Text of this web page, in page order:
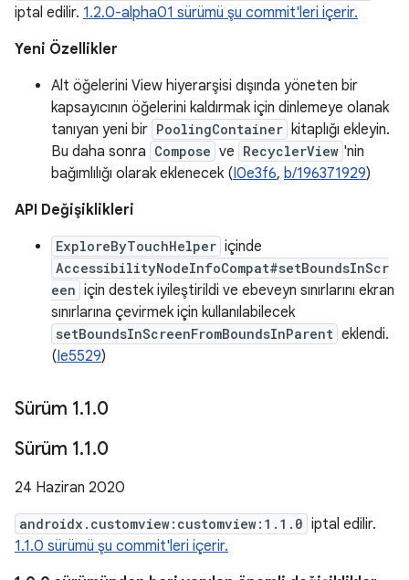
iptal edilir. 1.2.0-alpha01 sürümü şu commit'leri içerir.
Yeni Özellikler
Alt öğelerini View hiyerarşisi dışında yöneten bir
kapsayıcının öğelerini kaldırmak için dinlemeye olanak
tanıyan yeni bir PoolingContainer kitaplığı ekleyin.
Bu daha sonra Compose ve RecyclerView 'nin
bağımlılığı olarak eklenecek (I0e3f6, b/196371929)
API Değişiklikleri
ExploreByTouchHelper içinde
AccessibilityNodeInfoCompat#setBoundsInScr
een için destek iyileştirildi ve ebeveyn sınırlarını ekran
sınırlarına çevirmek için kullanılabilecek
setBoundsInScreenFromBoundsInParent eklendi.
(Ie5529)
Sürüm 1.1.0
Sürüm 1.1.0
24 Haziran 2020
androidx.customview:customview:1.1.0 iptal edilir.
1.1.0 sürümü şu commit'leri içerir.